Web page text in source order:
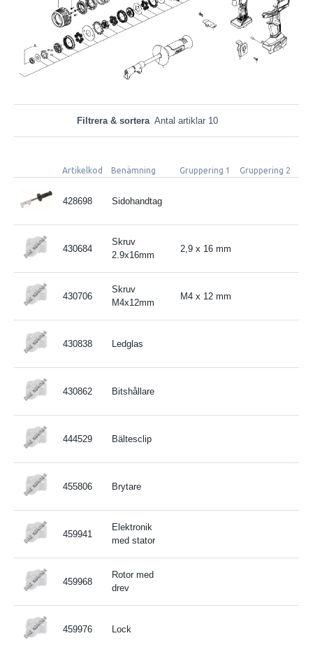
Filtrera & sortera Antal artiklar 10
Artikelkod Benämning Gruppering 1 Gruppering 2
428698 Sidohandtag
430684
Skruv
2.9x16mm
2,9 x 16 mm
430706
Skruv
M4x12mm
M4 x 12 mm
430838 Ledglas
430862 Bitshållare
444529 Bältesclip
455806 Brytare
459941
Elektronik
med stator
459968
Rotor med
drev
459976 Lock